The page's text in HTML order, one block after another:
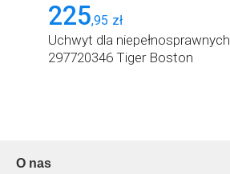
225,95 zł
Uchwyt dla niepełnosprawnych
297720346 Tiger Boston
O nas